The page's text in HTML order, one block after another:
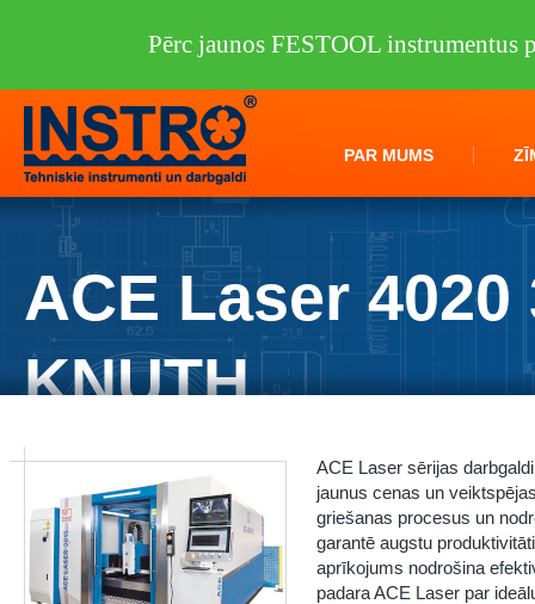
PAR MUMS
ACE Laser 4020
KNUTH
ACE Laser sērijas
jaunus cenas un
griešanas procesus un
garantē augstu
aprīkojums nodrošina
padara ACE Laser par
Pērc jaunos FESTOOL instrumentus